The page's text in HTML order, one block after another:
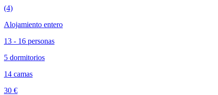
(4)
Alojamiento entero
13 - 16 personas
5 dormitorios
14 camas
30 €